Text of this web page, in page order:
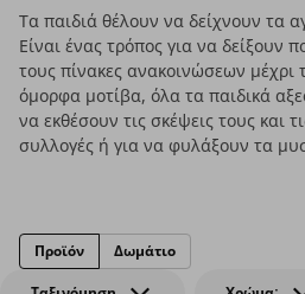
Τα παιδιά θέλουν να δείχνουν τα
Είναι ένας τρόπος για να δείξουν
τους πίνακες ανακοινώσεων μέχρι
όμορφα μοτίβα, όλα τα παιδικά
να εκθέσουν τις σκέψεις τους και
συλλογές ή για να φυλάξουν τα
Προϊόν Δωμάτιο